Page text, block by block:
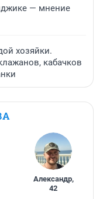
— мнение
хозяйки.
кабачков
Александр,
42